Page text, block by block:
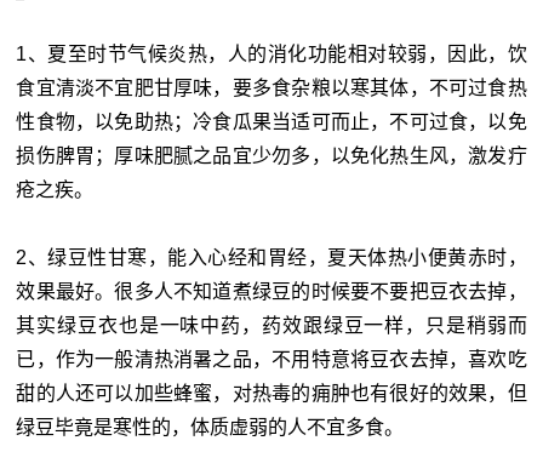
1、夏至时节气候炎热，人的消化功能相对较弱，因此，饮
食宜清淡不宜肥甘厚味，要多食杂粮以寒其体，不可过食热
性食物，以免助热；冷食瓜果当适可而止，不可过食，以免
损伤脾胃；厚味肥腻之品宜少勿多，以免化热生风，激发疔
疮之疾。
2、绿豆性甘寒，能入心经和胃经，夏天体热小便黄赤时，
效果最好。很多人不知道煮绿豆的时候要不要把豆衣去掉，
其实绿豆衣也是一味中药，药效跟绿豆一样，只是稍弱而
已，作为一般清热消暑之品，不用特意将豆衣去掉，喜欢吃
甜的人还可以加些蜂蜜，对热毒的痈肿也有很好的效果，但
绿豆毕竟是寒性的，体质虚弱的人不宜多食。